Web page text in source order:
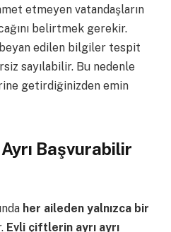
etmeyen vatandaşların
belirtmek gerekir.
edilen bilgiler tespit
sayılabilir. Bu nedenle
getirdiğinizden emin
Başvurabilir
her aileden yalnızca bir
Evli çiftlerin ayrı ayrı